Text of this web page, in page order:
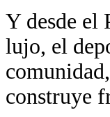
Y desde el
lujo, el
construye